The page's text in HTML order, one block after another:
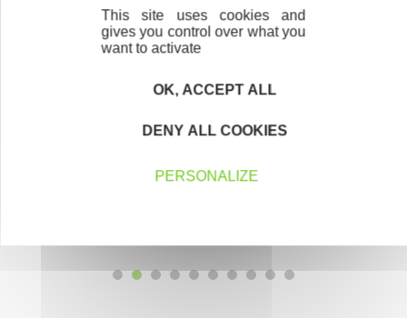
This site uses cookies and
gives you control over what you
want to activate
OK, ACCEPT ALL
DENY ALL COOKIES
PERSONALIZE